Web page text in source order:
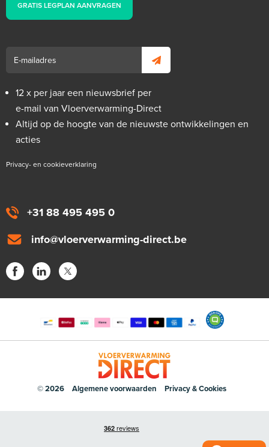
+31 88 495 495 0
info@vloerverwarming-direct.be
GRATIS LEGPLAN AANVRAGEN
12 x per jaar een nieuwsbrief per
e-mail van Vloerverwarming-Direct
Altijd op de hoogte van de nieuwste ontwikkelingen en
acties
Privacy- en cookieverklaring
© 2026 Algemene voorwaarden Privacy & Cookies